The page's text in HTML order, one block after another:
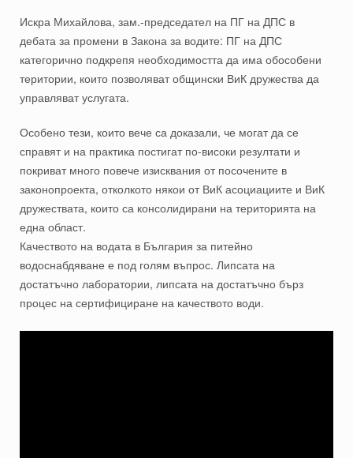
Искра Михайлова, зам.-председател на ПГ на ДПС в
дебата за промени в Закона за водите: ПГ на ДПС
категорично подкрепя необходимостта да има обособени
територии, които позволяват общински ВиК дружества да
управляват услугата.
Особено тези, които вече са доказали, че могат да се
справят и на практика постигат по-високи резултати и
покриват много повече изисквания от посочените в
законопроекта, отколкото някои от ВиК асоциациите и ВиК
дружествата, които са консолидирани на територията на
една област.
Качеството на водата в България за питейно
водоснабдяване е под голям въпрос. Липсата на
достатъчно лаборатории, липсата на достатъчно бърз
процес на сертифициране на качеството води.